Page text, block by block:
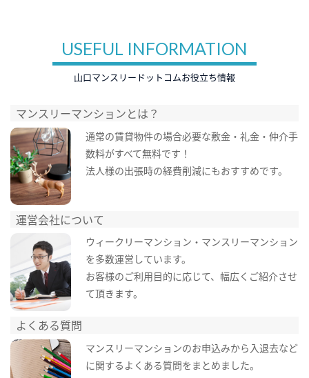
USEFUL INFORMATION
山口マンスリードットコムお役立ち情報
マンスリーマンションとは？
通常の賃貸物件の場合必要な敷金・礼金・仲介手
数料がすべて無料です！
法人様の出張時の経費削減にもおすすめです。
運営会社について
ウィークリーマンション・マンスリーマンション
を多数運営しています。
お客様のご利用目的に応じて、幅広くご紹介させ
て頂きます。
よくある質問
マンスリーマンションのお申込みから入退去など
に関するよくある質問をまとめました。